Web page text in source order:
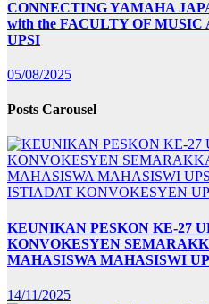
CONNECTING YAMAHA
with the FACULTY OF MUSIC
UPSI
05/08/2025
Posts Carousel
ISTIADAT KONVOKESYEN
KEUNIKAN PESKON KE-27
KONVOKESYEN
MAHASISWA MAHASISWI
14/11/2025